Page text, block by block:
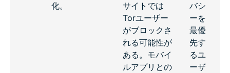
化。
サイトでは
Torユーザー
がブロックさ
れる可能性が
ある。モバイ
ルアプリとの
バシ
ーを
最優
先す
るユ
ーザ